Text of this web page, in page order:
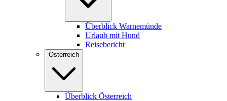
Überblick Warnemünde
Urlaub mit Hund
Reisebericht
Österreich
Überblick Österreich